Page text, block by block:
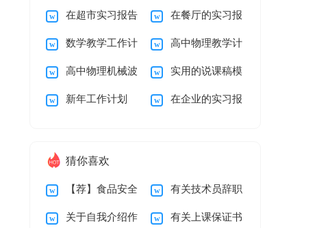
篇
学说课稿3篇 习报告模板汇编6篇
在超市实习报告
八篇
在餐厅的实习报
告5篇
数学教学工作计
划
高中物理教学计
划合集6篇
高中物理机械波
说课稿
实用的说课稿模
板四篇
新年工作计划 在企业的实习报
猜你喜欢
【荐】食品安全
承诺书
有关技术员辞职
报告四篇
关于自我介绍作 有关上课保证书